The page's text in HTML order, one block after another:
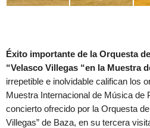
Éxito importante de la Orquesta
“Velasco Villegas “en la Muestra
irrepetible e inolvidable califican los
Muestra Internacional de Música de
concierto ofrecido por la Orquesta
Villegas” de Baza, en su tercera